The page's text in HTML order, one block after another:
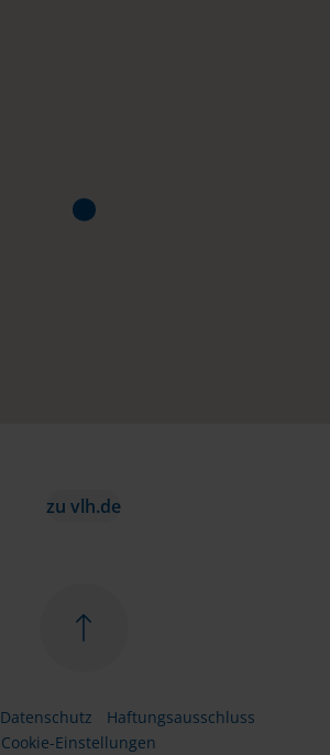
zu vlh.de
Datenschutz
Haftungsausschluss
Cookie-Einstellungen